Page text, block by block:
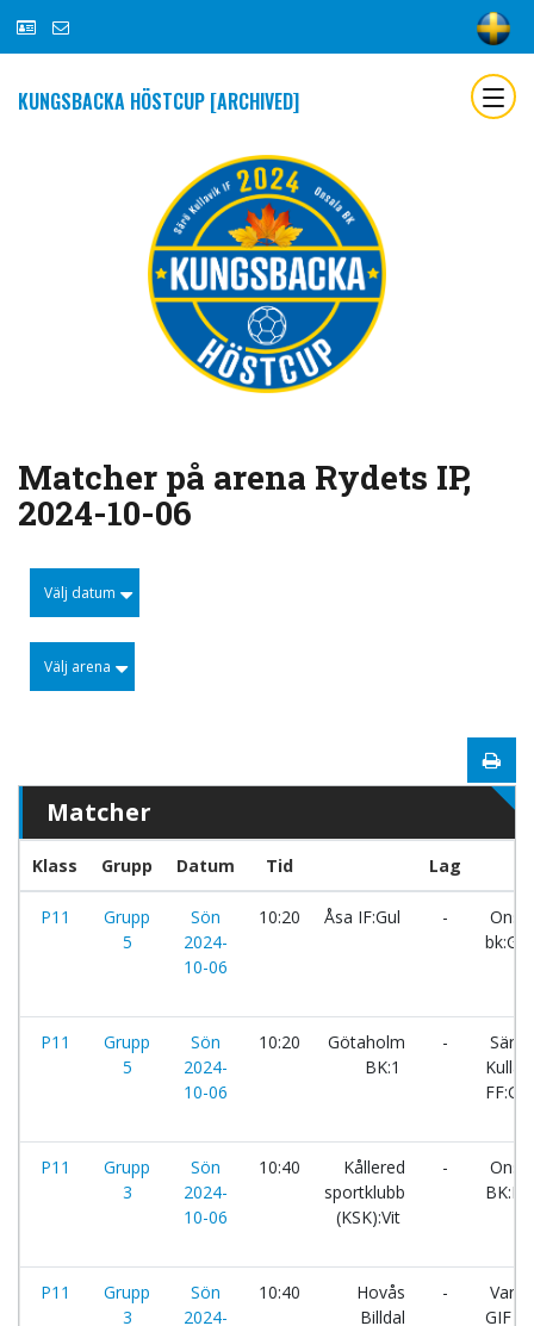
KUNGSBACKA HÖSTCUP [ARCHIVED]
Matcher på arena Rydets IP,
2024-10-06
Välj datum
Välj arena
Matcher
Klass Grupp Datum Tid Lag
P11
Grupp
5
Sön
2024-
10-06
10:20 Åsa IF:Gul -
bk:Gul
P11
Grupp
5
Sön
2024-
10-06
10:20
Götaholm
BK:1
-
Särö
FF:Gul
P11
Grupp
3
Sön
2024-
10-06
10:40
Kållered
sportklubb
(KSK):Vit
-
P11
Grupp
3
Sön
2024-
10:40
Hovås
Billdal
-
GIF